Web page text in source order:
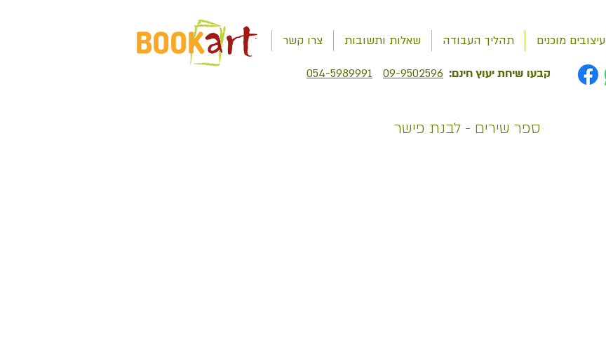
עיצובים מוכנים תהליך העבודה שאלות ותשובות צרו קשר
קבעו שיחת יעוץ חינם: 09-9502596
054-5989991
ספר שירים - לבנת פישר